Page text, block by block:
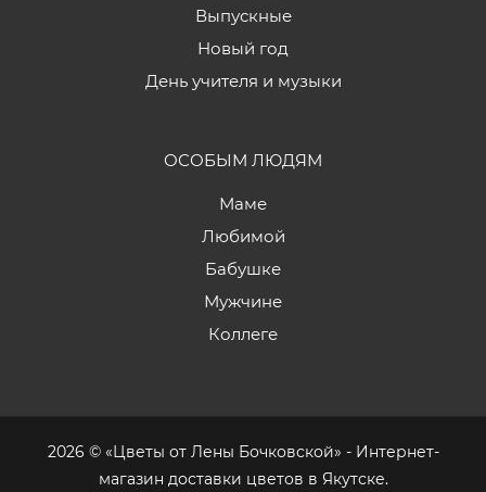
Выпускные
Новый год
День учителя и музыки
ОСОБЫМ ЛЮДЯМ
Маме
Любимой
Бабушке
Мужчине
Коллеге
2026 © «Цветы от Лены Бочковской» - Интернет-
магазин доставки цветов в Якутске.